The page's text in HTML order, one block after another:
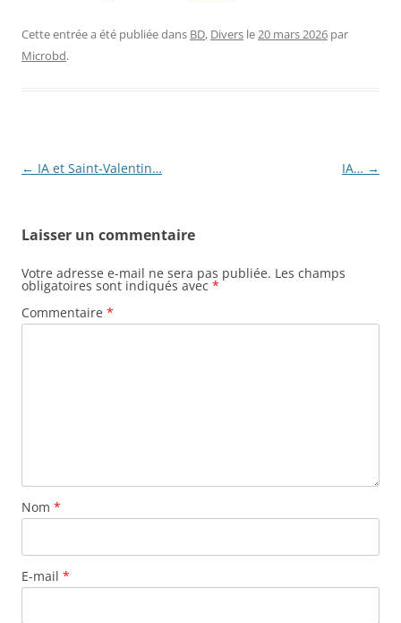
Cette entrée a été publiée dans BD, Divers le20 mars 2026 par
Microbd.
Navigation
← IA et Saint-Valentin… IA… →
Laisser un commentaire
Votre adresse e-mail ne sera pas publiée. Les champs
obligatoires sont indiqués avec *
Commentaire *
Nom *
E-mail *